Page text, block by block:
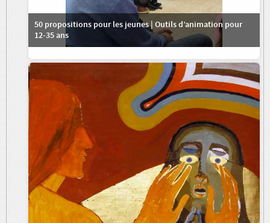
50 propositions pour les jeunes | Outils d’animation pour
12-35 ans